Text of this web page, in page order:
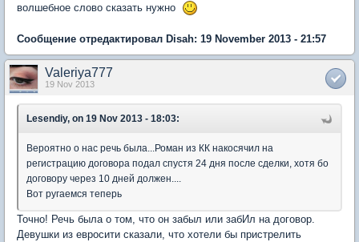
волшебное слово сказать нужно
Сообщение отредактировал Disah: 19 November 2013 - 21:57
Valeriya777
19 Nov 2013
Lesendiy, on 19 Nov 2013 - 18:03:
Вероятно о нас речь была...Роман из КК накосячил на
регистрацию договора подал спустя 24 дня после сделки, хотя бо
договору через 10 дней должен....
Вот ругаемся теперь
Точно! Речь была о том, что он забыл или забИл на договор.
Девушки из евросити сказали, что хотели бы пристрелить